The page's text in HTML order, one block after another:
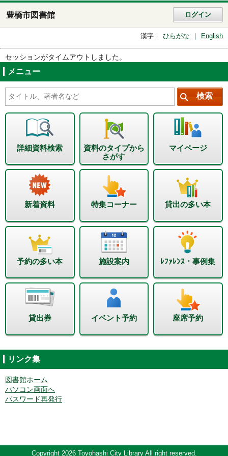
豊橋市図書館 ログイン
漢字 ひらがな English
セッションがタイムアウトしました。
メニュー
詳細資料検索
資料のタイプから
さがす
マイページ
新着資料 特集コーナー 貸出の多い本
予約の多い本 施設案内 ﾚﾌｧﾚﾝｽ・事例集
貸出券 イベント予約 座席予約
リンク集
図書館ホーム
パソコン画面へ
パスワード再発行
Copyright 2026 Toyohashi City Library All right reserved.